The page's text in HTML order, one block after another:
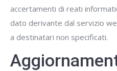
accertamenti di reati
dato derivante dal servizio
a destinatari non specificati.